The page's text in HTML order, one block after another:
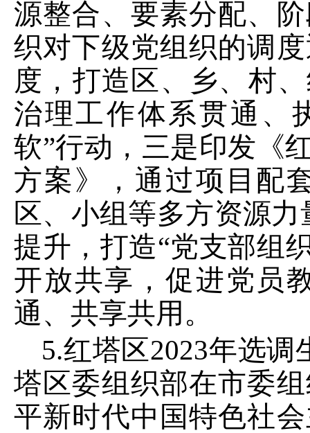
源整合、要素分配、
织对下级党组织的调
度 ， 打造区、乡、村
治理工作体系贯通、
软”行动， 三是印发《
方案》，通过项目配
区、小组等多方资源力
提升，打造“党支部组
开放共享，促进党员
通、共享共用。
5.红塔区2023年选调
塔区委组织部在市委
平新时代中国特色社